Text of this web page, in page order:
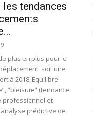
les tendances
plus en plus pour le
soit une
à 2018. Equilibre
“bleisure” (tendance
professionnel et
prédictive de